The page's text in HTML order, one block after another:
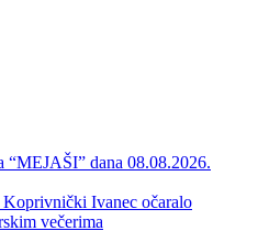
“MEJAŠI” dana 08.08.2026.
Ivanec očaralo
večerima